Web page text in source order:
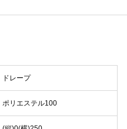
ドレープ
ポリエステル100